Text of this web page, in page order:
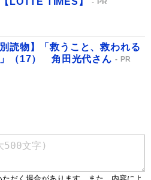
PR
別読物】「救うこと、救われる
（17） 角田光代さん
PR